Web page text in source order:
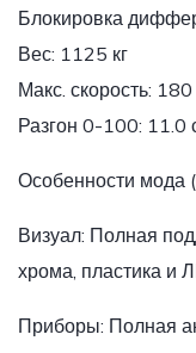
Блокировка
Вес: 1125 кг
Макс. скорость:
Разгон 0-100: 11.0
Особенности мода
Визуал: Полная
хрома, пластика и
Приборы: Полная